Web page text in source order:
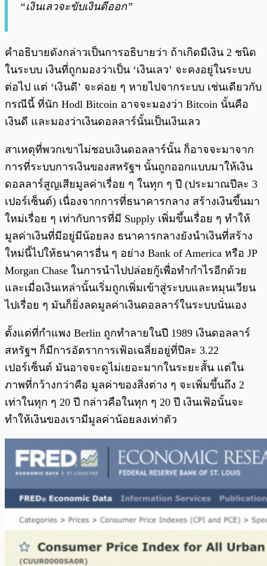
“เงินเลวจะขับเงินดีออก”
คำอธิบายดังกล่าวเป็นการอธิบายว่า ถ้าเกิดมีเงิน 2 ชนิด
ในระบบ เงินที่ถูกมองว่าเป็น ‘เงินเลว’ จะคงอยู่ในระบบ
ต่อไป แต่ ‘เงินดี’ จะค่อย ๆ หายไปจากระบบ เช่นเดียวกับ
กรณีนี้ ที่นัก Hodl Bitcoin อาจจะมองว่า Bitcoin นั้นคือ
เงินดี และมองว่าเงินดอลลาร์นั้นเป็นเงินเลว
สาเหตุที่พวกเขาไม่ชอบเงินดอลลาร์นั้น ก็อาจจะมาจาก
การที่ระบบการเงินของสหรัฐฯ นั้นถูกออกแบบมาให้เงิน
ดอลลาร์สูญเสียมูลค่าเรื่อย ๆ ในทุก ๆ ปี (ประมาณปีละ 3
เปอร์เซ็นต์) เนื่องจากการที่ธนาคารกลาง สร้างเงินขึ้นมา
ใหม่เรื่อย ๆ เท่ากับการที่มี Supply เพิ่มขึ้นเรื่อย ๆ ทำให้
มูลค่าเงินที่มีอยู่มีน้อยลง ธนาคารกลางยังนำเงินที่สร้าง
ใหม่นี้ไปให้ธนาคารอื่น ๆ อย่าง Bank of America หรือ JP
Morgan Chase ในการนำไปปล่อยกู้เพื่อทำกำไรอีกด้วย
และเมื่อเงินเหล่านั้นเริ่มถูกเพิ่มเข้าสู่ระบบและหมุนเวียน
ไปเรื่อย ๆ มันก็ยิ่งลดมูลค่าเงินดอลลาร์ในระบบนั่นเอง
ตั้งแต่ที่กำแพง Berlin ถูกทำลายในปี 1989 เงินดอลลาร์
สหรัฐฯ ก็มีการอัตราการเฟ้อเฉลี่ยอยู่ที่ปีละ 3.22
เปอร์เซ็นต์ มันอาจจะดูไม่เยอะมากในระยะสั้น แต่ใน
ภาพที่กว้างกว่าคือ มูลค่าของสิ่งต่าง ๆ จะเพิ่มขึ้นถึง 2
เท่าในทุก ๆ 20 ปี กล่าวคือในทุก ๆ 20 ปี เงินเฟ้อนั้นจะ
ทำให้เงินของเรามีมูลค่าน้อยลงเท่าตัว